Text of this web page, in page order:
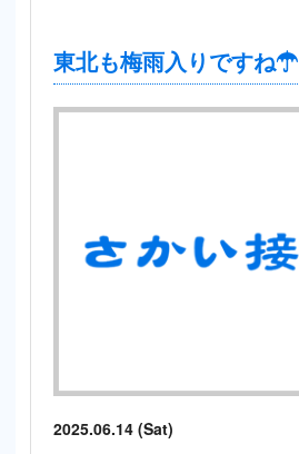
東北も梅雨入りですね☂
2025.06.14 (Sat)